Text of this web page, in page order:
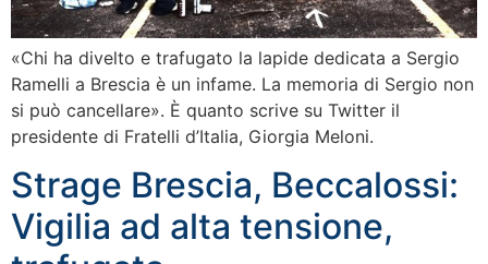
«Chi ha divelto e trafugato la lapide dedicata a Sergio
Ramelli a Brescia è un infame. La memoria di Sergio non
si può cancellare». È quanto scrive su Twitter il
presidente di Fratelli d’Italia, Giorgia Meloni.
Strage Brescia, Beccalossi:
Vigilia ad alta tensione,